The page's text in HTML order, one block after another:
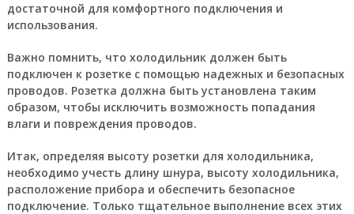
достаточной для комфортного подключения и
использования.
Важно помнить, что холодильник должен быть
подключен к розетке с помощью надежных и безопасных
проводов. Розетка должна быть установлена таким
образом, чтобы исключить возможность попадания
влаги и повреждения проводов.
Итак, определяя высоту розетки для холодильника,
необходимо учесть длину шнура, высоту холодильника,
расположение прибора и обеспечить безопасное
подключение. Только тщательное выполнение всех этих